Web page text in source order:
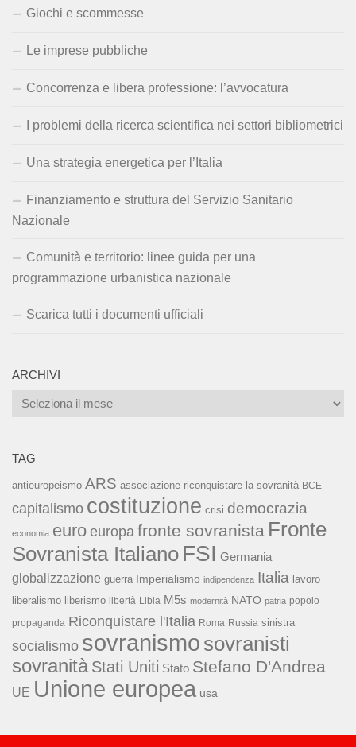
Giochi e scommesse
Le imprese pubbliche
Concorrenza e libera professione: l’avvocatura
I problemi della ricerca scientifica nei settori bibliometrici
Una strategia energetica per l’Italia
Finanziamento e struttura del Servizio Sanitario
Nazionale
Comunità e territorio: linee guida per una
programmazione urbanistica nazionale
Scarica tutti i documenti ufficiali
ARCHIVI
Archivi
TAG
antieuropeismo ARS associazione riconquistare la sovranità BCE
capitalismo costituzione crisi democrazia
economia euro europa fronte sovranista Fronte
Sovranista Italiano FSI Germania
globalizzazione guerra Imperialismo indipendenza Italia lavoro
liberalismo liberismo libertà Libia M5s modernità NATO patria popolo
propaganda Riconquistare l'Italia Roma Russia sinistra
socialismo sovranismo sovranisti
sovranità Stati Uniti Stato Stefano D'Andrea
UE Unione europea usa